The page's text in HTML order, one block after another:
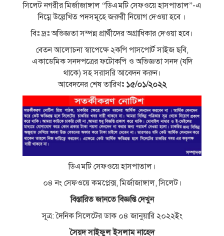
সিলেট নগরীর মির্জাজাঙ্গাল “ডিএমটি সেফওয়ে হাসপাতাল”-এ
নিম্নে উল্লেখিত পদসমূহে জরুরী নিয়ােগ দেওয়া হবে ।
বিঃ দ্রঃ অভিজ্ঞতা সম্পন্ন প্রার্থীদের অগ্রাধিকার দেওয়া হবে।
বেতন আলােচনা স্বাপেক্ষে ২কপি পাসপাের্ট সাইজ ছবি,
একাডেমিক সনদপত্রের ফটোকপি ও অভিজ্ঞতা সনদ (যদি
থাকে) সহ সরাসরি আবেদন করুন।
আবেদনের শেষ তারিখঃ ১৫/০১/২০২২
ডিএমটি সেফওয়ে হাসপাতাল।
০৪ নং সেফওয়ে কমপ্লেক্স, মির্জাজাঙ্গাল, সিলেট।
বিস্তারিত জানতে বিজ্ঞপ্তি দেখুন
সূত্র: দৈনিক সিলেটের ডাক ০৪ জানুয়ারি ২০২২ইং
সৈয়দ সাইফুল ইসলাম নাহেদ